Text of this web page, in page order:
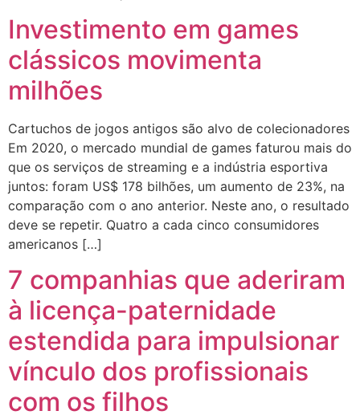
Investimento em games
clássicos movimenta
milhões
Cartuchos de jogos antigos são alvo de colecionadores
Em 2020, o mercado mundial de games faturou mais do
que os serviços de streaming e a indústria esportiva
juntos: foram US$ 178 bilhões, um aumento de 23%, na
comparação com o ano anterior. Neste ano, o resultado
deve se repetir. Quatro a cada cinco consumidores
americanos […]
7 companhias que aderiram
à licença-paternidade
estendida para impulsionar
vínculo dos profissionais
com os filhos